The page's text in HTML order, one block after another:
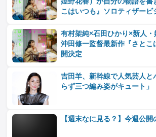
こはいつも』ソロティザービ
有村架純×石田ひかり×新人
沖田修一監督最新作『さとこ
開決定
吉田羊、新幹線で人気芸人と
らず三つ編み姿がキュート」
【週末なに見る？】今週公